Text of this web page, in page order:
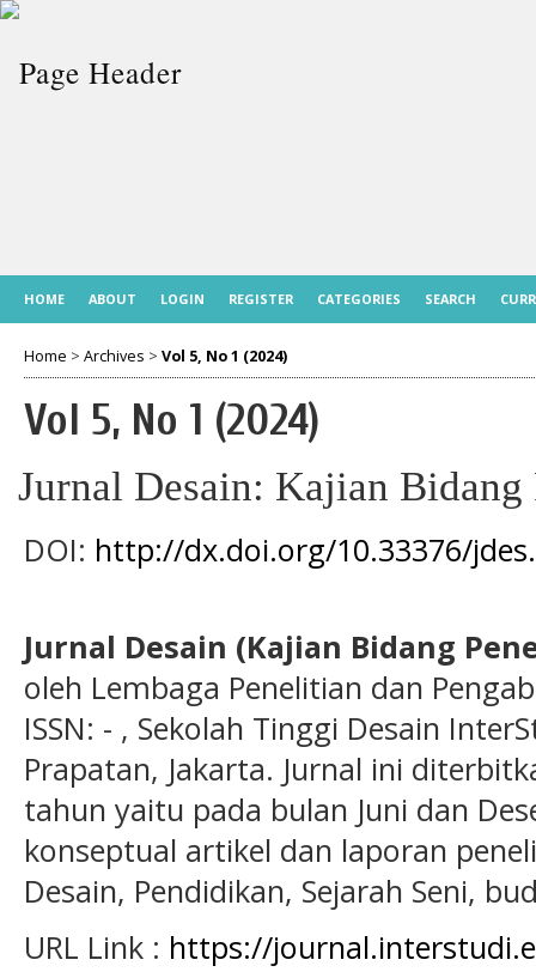
HOME ABOUT LOGIN REGISTER CATEGORIES SEARCH
Home > Archives > Vol 5, No 1 (2024)
Vol 5, No 1 (2024)
Jurnal Desain: Kajian Bidang
DOI: http://dx.doi.org/10.33376/
Jurnal Desain (Kajian Bidang
oleh Lembaga Penelitian dan
ISSN: - , Sekolah Tinggi Desain
Prapatan, Jakarta. Jurnal ini
tahun yaitu pada bulan Juni dan
konseptual artikel dan laporan
Desain, Pendidikan, Sejarah Seni,
URL Link : https://